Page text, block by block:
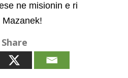
ne misionin e ri
Share